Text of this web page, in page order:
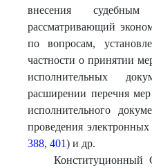
внесения
рассматривающий
по вопросам,
частности о принятии
исполнительных
расширении перечня
исполнительного
проведения
388, 401) и др.
Конституционный